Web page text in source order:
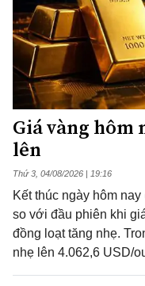
Giá vàng hôm
lên
Thứ 3, 04/08/2026 | 19:16
Kết thúc ngày hôm
so với đầu phiên khi
đồng loạt tăng nhẹ.
nhẹ lên 4.062,6 USD/